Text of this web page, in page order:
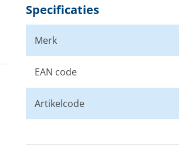
Specificaties
Merk
EAN code
Artikelcode